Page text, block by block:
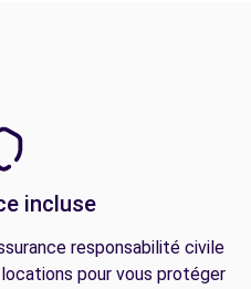
incluse
responsabilité civile
pour vous protéger